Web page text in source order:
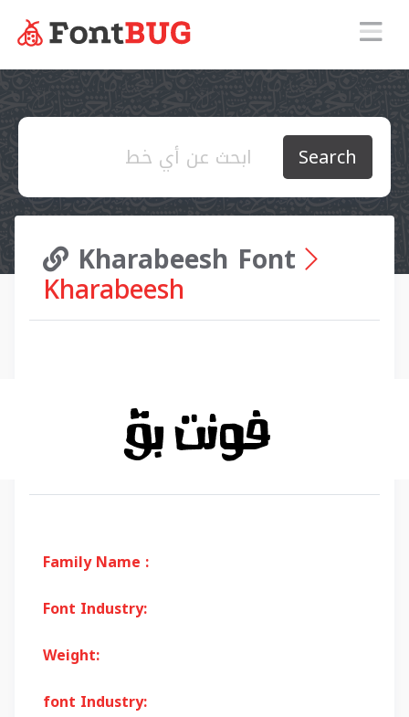
Search
Kharabeesh Font
Kharabeesh
Family Name :
Font Industry:
Weight:
font Industry: